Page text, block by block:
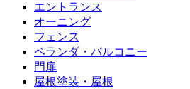
エントランス
オーニング
フェンス
ベランダ・バルコニー
門扉
屋根塗装・屋根